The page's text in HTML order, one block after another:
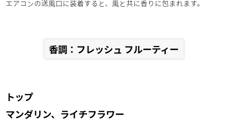
エアコンの送風口に装着すると、風と共に香りに包まれます。
香調：フレッシュ フルーティー
トップ
マンダリン、ライチフラワー